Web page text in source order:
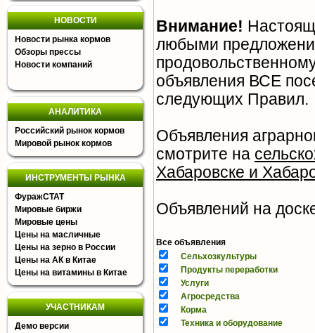
НОВОСТИ
Новости рынка кормов
Обзоры прессы
Новости компаний
АНАЛИТИКА
Российский рынок кормов
Мировой рынок кормов
ИНСТРУМЕНТЫ РЫНКА
ФуражСТАТ
Мировые биржи
Мировые цены
Цены на масличные
Цены на зерно в России
Цены на АК в Китае
Цены на витамины в Китае
УЧАСТНИКАМ
Демо версии
Внимание!
любыми
объявления ВСЕ
следующих Правил.
Объявления
смотрите на
Хабаровске и
Объявлений на
Все объявления
Сельхозкультуры
Продукты переработки
Услуги
Агросредства
Корма
Техника и оборудование